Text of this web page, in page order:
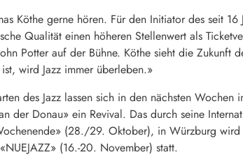
Köthe gerne hören. Für den Initiator des seit
Qualität einen höheren Stellenwert als
Potter auf der Bühne. Köthe sieht die
wird Jazz immer überleben.»
des Jazz lassen sich in den nächsten
der Donau» ein Revival. Das durch seine
(28./29. Oktober), in Würzburg
(16.-20. November) statt.